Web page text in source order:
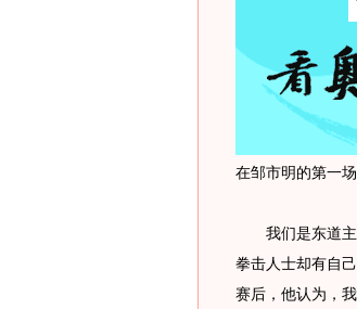
在邹市明的第一
我们是东道主
拳击人士却有自
赛后，他认为，